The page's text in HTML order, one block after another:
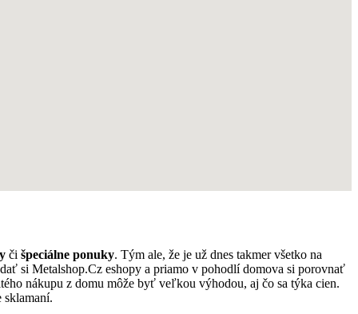
či špeciálne ponuky. Tým ale, že je už dnes takmer všetko na
si Metalshop.Cz eshopy a priamo v pohodlí domova si porovnať
nákupu z domu môže byť veľkou výhodou, aj čo sa týka cien.
sklamaní.